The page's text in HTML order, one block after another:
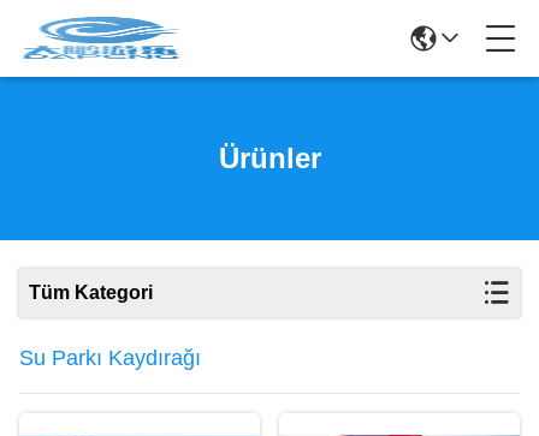
Ürünler
Tüm Kategori
Su Parkı Kaydırağı